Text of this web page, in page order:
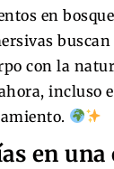
en
con la
incluso
en una